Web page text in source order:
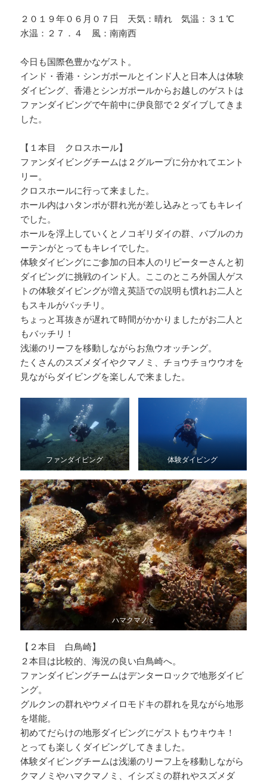
２０１９年０６月０７日 天気：晴れ 気温：３１℃
水温：２７．４ 風：南南西
今日も国際色豊かなゲスト。
インド・香港・シンガポールとインド人と日本人は体験
ダイビング、香港とシンガポールからお越しのゲストは
ファンダイビングで午前中に伊良部で２ダイブしてきま
した。
【１本目 クロスホール】
ファンダイビングチームは２グループに分かれてエント
リー。
クロスホールに行って来ました。
ホール内はハタンポが群れ光が差し込みとってもキレイ
でした。
ホールを浮上していくとノコギリダイの群、バブルのカ
ーテンがとってもキレイでした。
体験ダイビングにご参加の日本人のリピーターさんと初
ダイビングに挑戦のインド人。ここのところ外国人ゲス
トの体験ダイビングが増え英語での説明も慣れお二人と
もスキルがバッチリ。
ちょっと耳抜きが遅れて時間がかかりましたがお二人と
もバッチリ！
浅瀬のリーフを移動しながらお魚ウオッチング。
たくさんのスズメダイやクマノミ、チョウチョウウオを
見ながらダイビングを楽しんで来ました。
ファンダイビング 体験ダイビング
ハマクマノミ
【２本目 白鳥崎】
２本目は比較的、海況の良い白鳥崎へ。
ファンダイビングチームはデンターロックで地形ダイビ
ング。
グルクンの群れやウメイロモドキの群れを見ながら地形
を堪能。
初めてだらけの地形ダイビングにゲストもウキウキ！
とっても楽しくダイビングしてきました。
体験ダイビングチームは浅瀬のリーフ上を移動しながら
クマノミやハマクマノミ、イシズミの群れやスズメダ